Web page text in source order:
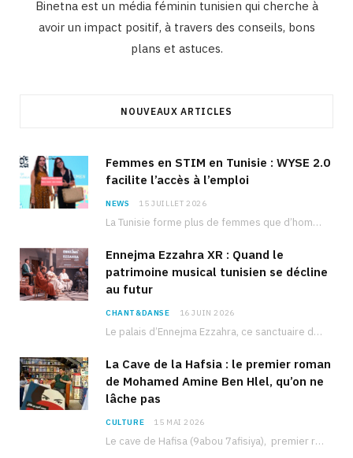
Binetna est un média féminin tunisien qui cherche à
avoir un impact positif, à travers des conseils, bons
plans et astuces.
NOUVEAUX ARTICLES
Femmes en STIM en Tunisie : WYSE 2.0
facilite l’accès à l’emploi
NEWS 15 JUILLET 2026
La Tunisie forme plus de femmes que d’hommes dans les filières scientifiques. Pourtant, pour beaucoup…
Ennejma Ezzahra XR : Quand le
patrimoine musical tunisien se décline
au futur
CHANT&DANSE 16 JUIN 2026
Le palais d’Ennejma Ezzahra, ce sanctuaire de la musique tunisienne et méditerranéenne construit par le…
La Cave de la Hafsia : le premier roman
de Mohamed Amine Ben Hlel, qu’on ne
lâche pas
CULTURE 15 MAI 2026
Le cave de Hafisa (9abou 7afisiya), premier roman du journaliste tunisien Mohamed Amine Ben Hlel,…